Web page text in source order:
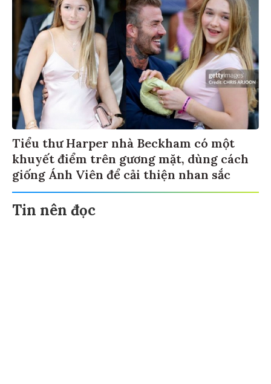
Tiểu thư Harper nhà Beckham có một
khuyết điểm trên gương mặt, dùng cách
giống Ánh Viên để cải thiện nhan sắc
Tin nên đọc